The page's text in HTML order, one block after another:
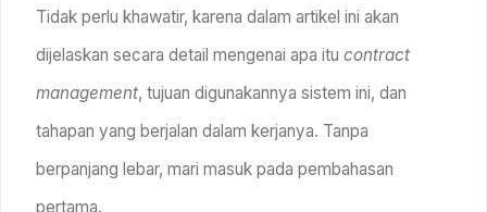
Tidak perlu khawatir, karena dalam artikel ini akan
dijelaskan secara detail mengenai apa itu contract
management, tujuan digunakannya sistem ini, dan
tahapan yang berjalan dalam kerjanya. Tanpa
berpanjang lebar, mari masuk pada pembahasan
pertama.